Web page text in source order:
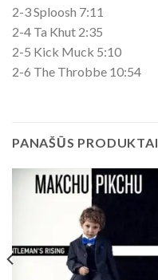
2-3 Sploosh 7:11
2-4 Ta Khut 2:35
2-5 Kick Muck 5:10
2-6 The Throbbe 10:54
PANAŠŪS PRODUKTAI